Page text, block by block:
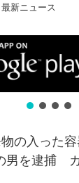
新ニュース
物の入った
を逮捕